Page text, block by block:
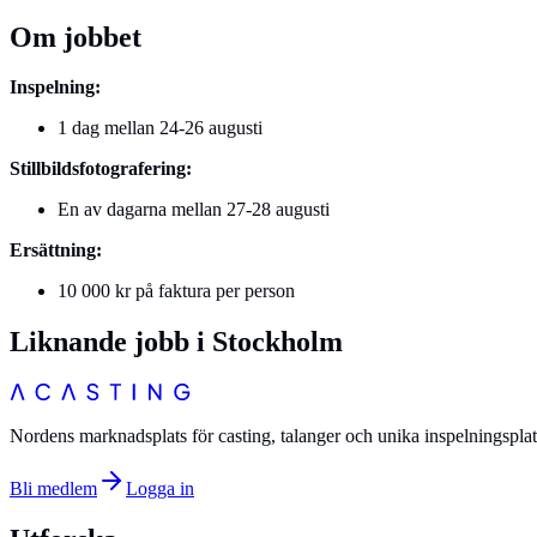
Om jobbet
Inspelning:
1 dag mellan 24-26 augusti
Stillbildsfotografering:
En av dagarna mellan 27-28 augusti
Ersättning:
10 000 kr på faktura per person
Liknande jobb i Stockholm
Nordens marknadsplats för casting, talanger och unika
Bli medlem Logga in